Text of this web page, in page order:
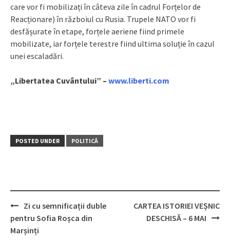
care vor fi mobilizați în câteva zile în cadrul Forțelor de
Reacționare) în războiul cu Rusia. Trupele NATO vor fi
desfășurate în etape, forțele aeriene fiind primele
mobilizate, iar forțele terestre fiind ultima soluție în cazul
unei escaladări.
„Libertatea Cuvântului” – www.liberti.com
POSTED UNDER POLITICĂ
Post
navigation
Zi cu semnificații duble
pentru Sofia Roșca din
Marșinți
CARTEA ISTORIEI VEȘNIC
DESCHISĂ – 6 MAI